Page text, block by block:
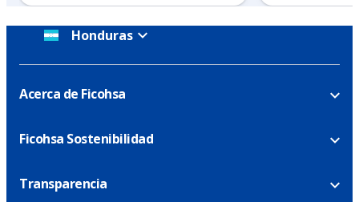
Honduras
Acerca de Ficohsa
Ficohsa Sostenibilidad
Transparencia